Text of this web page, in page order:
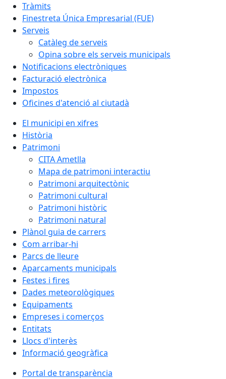
Tràmits
Finestreta Única Empresarial (FUE)
Serveis
Catàleg de serveis
Opina sobre els serveis municipals
Notificacions electròniques
Facturació electrònica
Impostos
Oficines d'atenció al ciutadà
El municipi en xifres
Història
Patrimoni
CITA Ametlla
Mapa de patrimoni interactiu
Patrimoni arquitectònic
Patrimoni cultural
Patrimoni històric
Patrimoni natural
Plànol guia de carrers
Com arribar-hi
Parcs de lleure
Aparcaments municipals
Festes i fires
Dades meteorològiques
Equipaments
Empreses i comerços
Entitats
Llocs d'interès
Informació geogràfica
Portal de transparència